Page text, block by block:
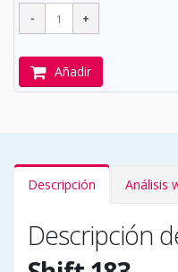
Añadir
Descripción Análisis
Descripción